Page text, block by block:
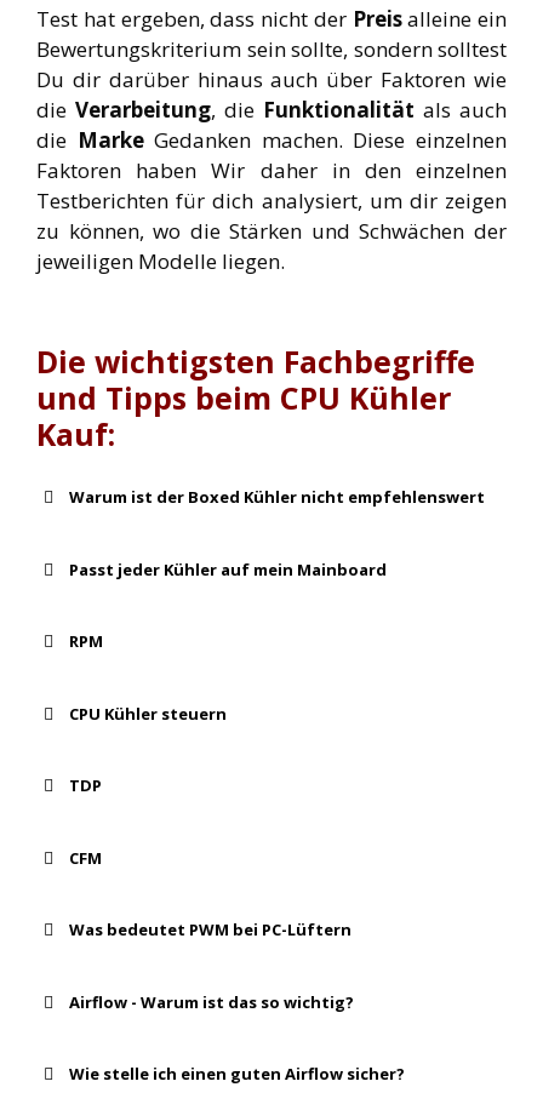
Test hat ergeben, dass nicht der Preisalleine ein
Bewertungskriterium sein sollte, sondern solltest
Du dir darüber hinaus auch über Faktoren wie
die Verarbeitung, die Funktionalität als auch
die MarkeGedanken machen. Diese einzelnen
Faktoren haben Wir daher in den einzelnen
Testberichten für dich analysiert, um dir zeigen
zu können, wo die Stärken und Schwächen der
jeweiligen Modelle liegen.
Die wichtigsten Fachbegriffe
und Tipps beim CPU Kühler
Kauf:
Warum ist der Boxed Kühler nicht empfehlenswert
Passt jeder Kühler auf mein Mainboard
RPM
CPU Kühler steuern
TDP
CFM
Was bedeutet PWM bei PC-Lüftern
Airflow - Warum ist das so wichtig?
Wie stelle ich einen guten Airflow sicher?